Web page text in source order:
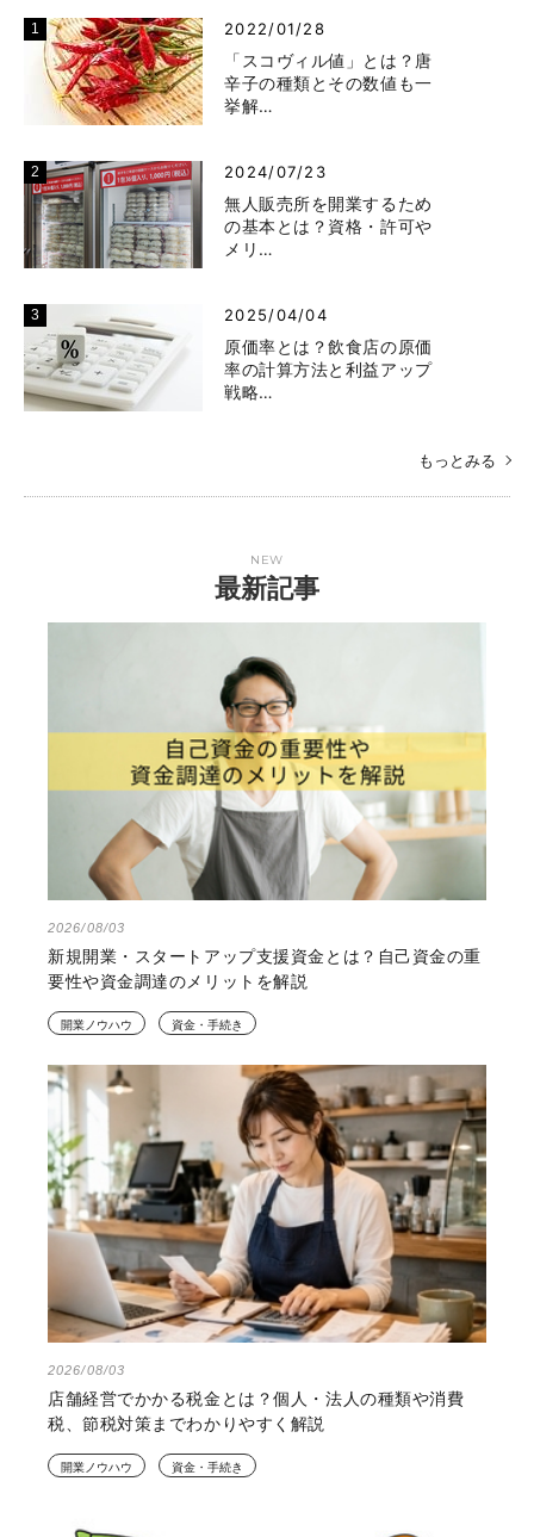
2022/01/28
「スコヴィル値」とは？唐
辛子の種類とその数値も一
挙解…
2024/07/23
無人販売所を開業するため
の基本とは？資格・許可や
メリ…
2025/04/04
原価率とは？飲食店の原価
率の計算方法と利益アップ
戦略…
もっとみる
NEW
最新記事
2026/08/03
新規開業・スタートアップ支援資金とは？自己資金の重
要性や資金調達のメリットを解説
開業ノウハウ 資金・手続き
2026/08/03
店舗経営でかかる税金とは？個人・法人の種類や消費
税、節税対策までわかりやすく解説
開業ノウハウ 資金・手続き